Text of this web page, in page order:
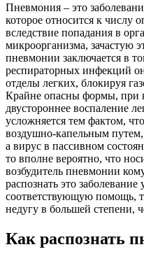
Пневмония – это
которое относится к числу
вследствие попадания в
микроорганизма, зачастую
пневмонии заключается в
респираторных инфекций
отделы легких, блокируя
Крайне опасны формы, при
двустороннее воспаление
усложняется тем фактом,
воздушно-капельным
а вирус в пассивном
то вполне вероятно, что
возбудитель пневмонии
распознать это заболевание
соответствующую помощь,
недугу в большей степени,
Как распознать